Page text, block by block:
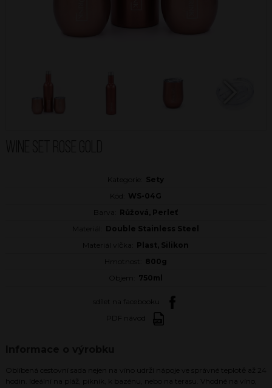
Kategorie:
Sety
Kód:
WS-04G
Barva:
Růžová, Perleť
Materiál:
Double Stainless Steel
Materiál víčka:
Plast, Silikon
Hmotnost:
800g
Objem:
750ml
sdílet na facebooku
PDF návod
Oblíbená cestovní sada nejen na víno udrží nápoje ve správné teplotě až 24
hodin. Ideální na pláž, piknik, k bazénu, nebo na terasu. Vhodné na víno,